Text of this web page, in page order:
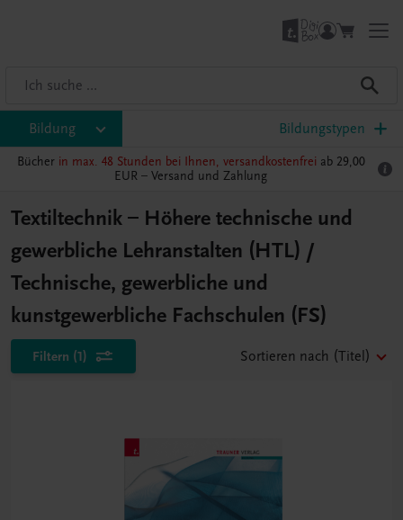
Bildung Bildungstypen
Bücher in max. 48 Stunden bei Ihnen, versandkostenfrei ab 29,00
EUR – Versand und Zahlung
Textiltechnik – Höhere technische und
gewerbliche Lehranstalten (HTL) /
Technische, gewerbliche und
kunstgewerbliche Fachschulen (FS)
Filtern (1) Sortieren nach (Titel)